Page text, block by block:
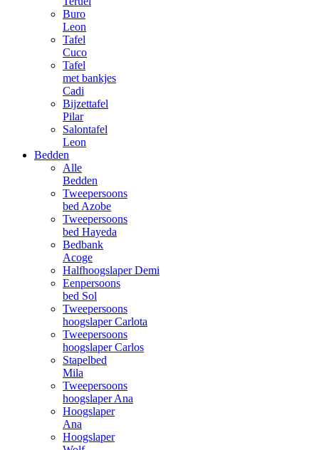
Buro
Leon
Tafel
Cuco
Tafel
met bankjes
Cadi
Bijzettafel
Pilar
Salontafel
Leon
Bedden
Alle
Bedden
Tweepersoons
bed Azobe
Tweepersoons
bed Hayeda
Bedbank
Acoge
Halfhoogslaper Demi
Eenpersoons
bed Sol
Tweepersoons
hoogslaper Carlota
Tweepersoons
hoogslaper Carlos
Stapelbed
Mila
Tweepersoons
hoogslaper Ana
Hoogslaper
Ana
Hoogslaper